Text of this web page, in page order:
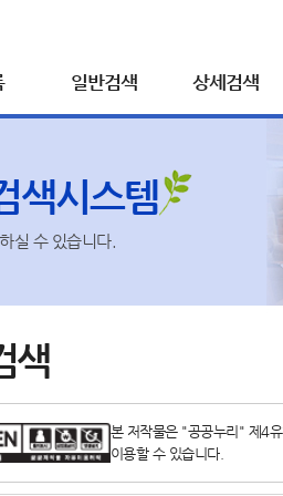
일반검색 상세검색
색시스템
실 수 있습니다.
색
본 저작물은 "공공누리" 제4
이용할 수 있습니다.